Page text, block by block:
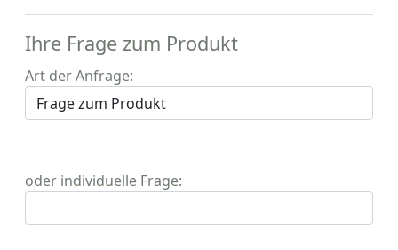
Ihre Frage zum Produkt
Art der Anfrage:
oder individuelle Frage: